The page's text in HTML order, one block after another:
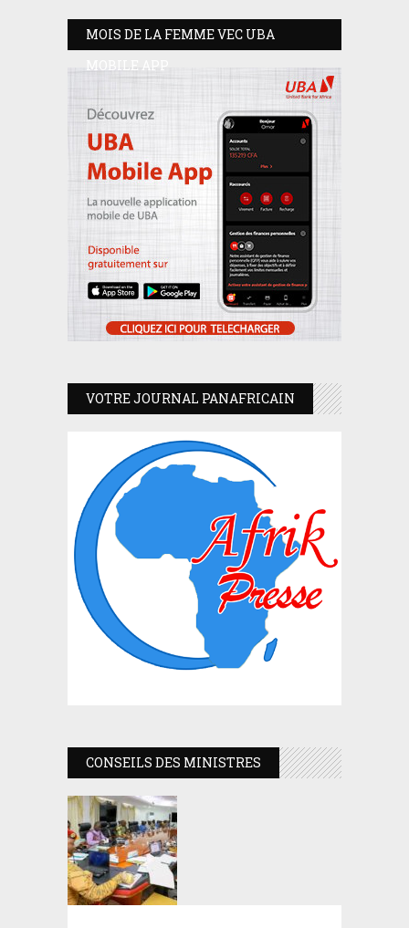
MOIS DE LA FEMME VEC UBA
MOBILE APP
VOTRE JOURNAL PANAFRICAIN
CONSEILS DES MINISTRES